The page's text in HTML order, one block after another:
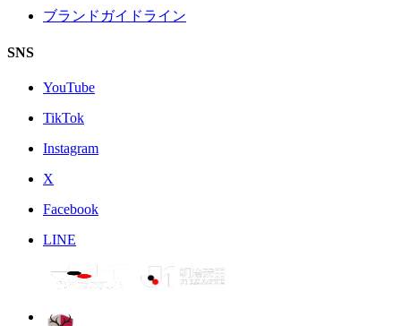
ブランドガイドライン
SNS
YouTube
TikTok
Instagram
X
Facebook
LINE